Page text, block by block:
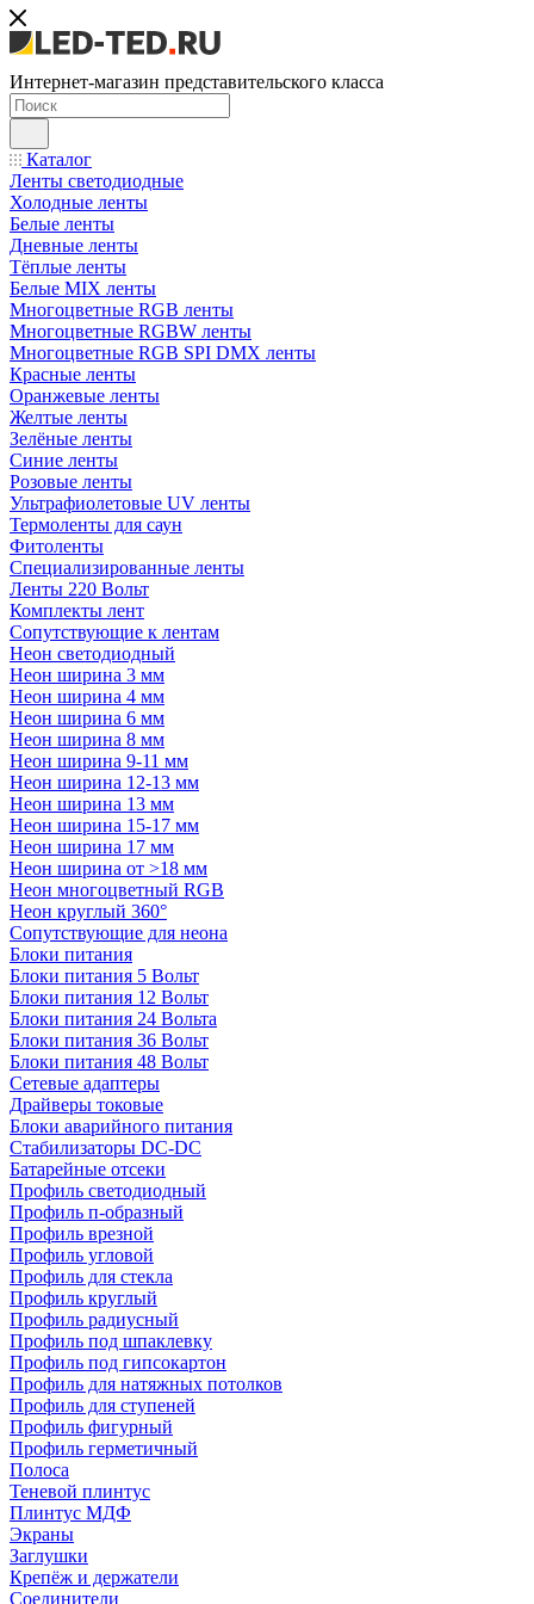
Интернет-магазин представительского класса
Каталог
Ленты светодиодные
Холодные ленты
Белые ленты
Дневные ленты
Тёплые ленты
Белые MIX ленты
Многоцветные RGB ленты
Многоцветные RGBW ленты
Многоцветные RGB SPI DMX ленты
Красные ленты
Оранжевые ленты
Желтые ленты
Зелёные ленты
Синие ленты
Розовые ленты
Ультрафиолетовые UV ленты
Термоленты для саун
Фитоленты
Специализированные ленты
Ленты 220 Вольт
Комплекты лент
Сопутствующие к лентам
Неон светодиодный
Неон ширина 3 мм
Неон ширина 4 мм
Неон ширина 6 мм
Неон ширина 8 мм
Неон ширина 9-11 мм
Неон ширина 12-13 мм
Неон ширина 13 мм
Неон ширина 15-17 мм
Неон ширина 17 мм
Неон ширина от >18 мм
Неон многоцветный RGB
Неон круглый 360°
Сопутствующие для неона
Блоки питания
Блоки питания 5 Вольт
Блоки питания 12 Вольт
Блоки питания 24 Вольта
Блоки питания 36 Вольт
Блоки питания 48 Вольт
Сетевые адаптеры
Драйверы токовые
Блоки аварийного питания
Стабилизаторы DC-DC
Батарейные отсеки
Профиль светодиодный
Профиль п-образный
Профиль врезной
Профиль угловой
Профиль для стекла
Профиль круглый
Профиль радиусный
Профиль под шпаклевку
Профиль под гипсокартон
Профиль для натяжных потолков
Профиль для ступеней
Профиль фигурный
Профиль герметичный
Полоса
Теневой плинтус
Плинтус МДФ
Экраны
Заглушки
Крепёж и держатели
Соединители